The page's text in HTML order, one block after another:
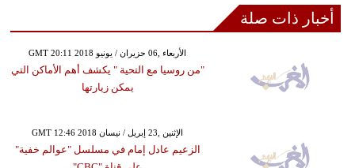
أخبار ذات صلة
GMT 20:11 2018 الأربعاء ,06 حزيران / يونيو
"من روسيا مع التحية " يكشف أهم الأماكن التي
يمكن زيارتها
GMT 12:46 2018 الإثنين ,23 إبريل / نيسان
الزعيم عادل إمام في مسلسل "عوالم خفية"